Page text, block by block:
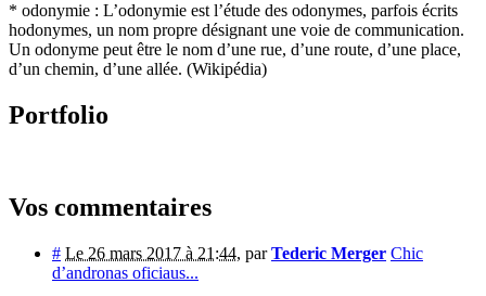
* odonymie : L’odonymie est l’étude des odonymes, parfois écrits
hodonymes, un nom propre désignant une voie de communication.
Un odonyme peut être le nom d’une rue, d’une route, d’une place,
d’un chemin, d’une allée. (Wikipédia)
Portfolio
Vos commentaires
# Le 26 mars 2017 à 21:44, parTederic Merger Chic
d’andronas oficiaus...